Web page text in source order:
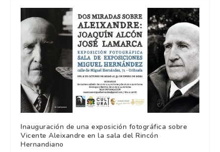
Inauguración de una exposición fotográfica sobre
Vicente Aleixandre en la sala del Rincón
Hernandiano